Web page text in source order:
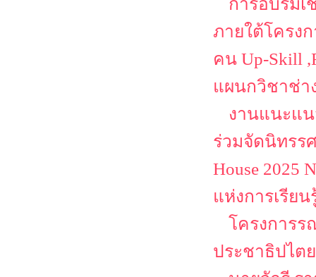
การอบรม
ภายใต้โครง
คน Up-Skill
แผนกวิชาช่า
งานแนะแ
ร่วมจัดนิทรร
House 2025
แห่งการเรีย
โครงการร
ประชาธิปไต